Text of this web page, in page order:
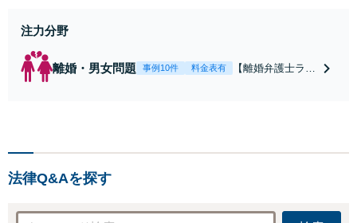
注力分野
離婚・男女問題 事例10件 料金表有
【離婚弁護士ラン
で金銭的に満足で
法律Q&Aを探す